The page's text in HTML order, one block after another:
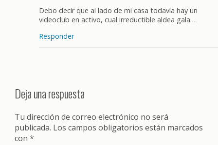
Debo decir que al lado de mi casa todavía hay un
videoclub en activo, cual irreductible aldea gala…
Responder
Deja una respuesta
Tu dirección de correo electrónico no será
publicada. Los campos obligatorios están marcados
con *